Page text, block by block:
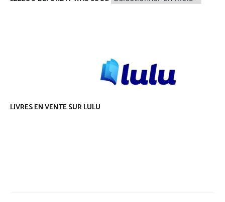
before
LIVRES EN VENTE SUR LULU